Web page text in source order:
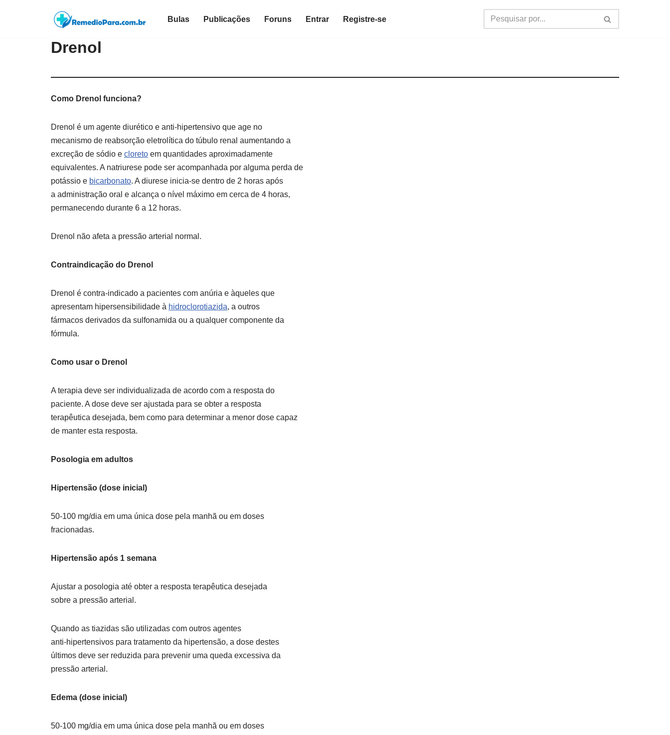
Bulas Publicações Foruns Entrar Registre-se
Drenol
Como Drenol funciona?
Drenol é um agente diurético e anti-hipertensivo que age no
mecanismo de reabsorção eletrolítica do túbulo renal aumentando a
excreção de sódio e cloreto em quantidades aproximadamente
equivalentes. A natriurese pode ser acompanhada por alguma perda de
potássio e bicarbonato. A diurese inicia-se dentro de 2 horas após
a administração oral e alcança o nível máximo em cerca de 4 horas,
permanecendo durante 6 a 12 horas.
Drenol não afeta a pressão arterial normal.
Contraindicação do Drenol
Drenol é contra-indicado a pacientes com anúria e àqueles que
apresentam hipersensibilidade à hidroclorotiazida, a outros
fármacos derivados da sulfonamida ou a qualquer componente da
fórmula.
Como usar o Drenol
A terapia deve ser individualizada de acordo com a resposta do
paciente. A dose deve ser ajustada para se obter a resposta
terapêutica desejada, bem como para determinar a menor dose capaz
de manter esta resposta.
Posologia em adultos
Hipertensão (dose inicial)
50-100 mg/dia em uma única dose pela manhã ou em doses
fracionadas.
Hipertensão após 1 semana
Ajustar a posologia até obter a resposta terapêutica desejada
sobre a pressão arterial.
Quando as tiazidas são utilizadas com outros agentes
anti-hipertensivos para tratamento da hipertensão, a dose destes
últimos deve ser reduzida para prevenir uma queda excessiva da
pressão arterial.
Edema (dose inicial)
50-100 mg/dia em uma única dose pela manhã ou em doses